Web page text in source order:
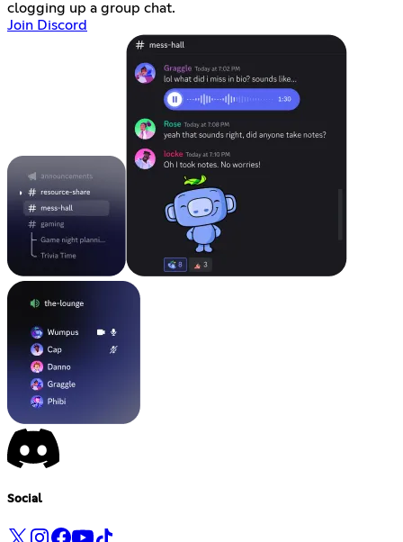
clogging up a group chat.
Join Discord
Social